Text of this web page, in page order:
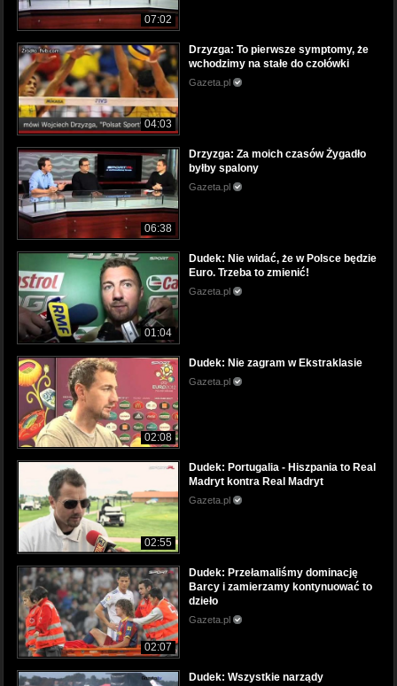
07:02
04:03
Drzyzga: To pierwsze symptomy, że
wchodzimy na stałe do czołówki
Gazeta.pl
06:38
Drzyzga: Za moich czasów Żygadło
byłby spalony
Gazeta.pl
01:04
Dudek: Nie widać, że w Polsce będzie
Euro. Trzeba to zmienić!
Gazeta.pl
02:08
Dudek: Nie zagram w Ekstraklasie
Gazeta.pl
02:55
Dudek: Portugalia - Hiszpania to Real
Madryt kontra Real Madryt
Gazeta.pl
02:07
Dudek: Przełamaliśmy dominację
Barcy i zamierzamy kontynuować to
dzieło
Gazeta.pl
Dudek: Wszystkie narządy